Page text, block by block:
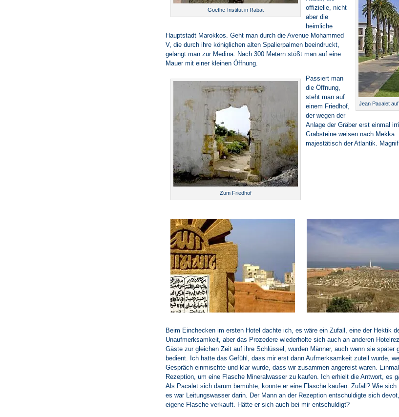
Goethe-Institut in Rabat
Jean Pacalet
offizielle, nicht
aber die
heimliche
Hauptstadt Marokkos. Geht man durch die Avenue Mohammed
V, die durch ihre königlichen alten Spalierpalmen beeindruckt,
gelangt man zur Medina. Nach 300 Metern stößt man auf eine
Mauer mit einer kleinen Öffnung.
Zum Friedhof
Passiert man
die Öffnung,
steht man auf
einem Friedhof,
der wegen der
Anlage der Gräber erst einmal
Grabsteine weisen nach
majestätisch der Atlantik.
Beim Einchecken im ersten Hotel dachte ich, es wäre ein Zufall, eine der Hektik
Unaufmerksamkeit, aber das Prozedere wiederholte sich auch an anderen
Gäste zur gleichen Zeit auf ihre Schlüssel, wurden Männer, auch wenn sie später
bedient. Ich hatte das Gefühl, dass mir erst dann Aufmerksamkeit zuteil wurde,
Gespräch einmischte und klar wurde, dass wir zusammen angereist waren.
Rezeption, um eine Flasche Mineralwasser zu kaufen. Ich erhielt die Antwort, es
Als Pacalet sich darum bemühte, konnte er eine Flasche kaufen. Zufall? Wie sich
es war Leitungswasser darin. Der Mann an der Rezeption entschuldigte sich
eigene Flasche verkauft. Hätte er sich auch bei mir entschuldigt?